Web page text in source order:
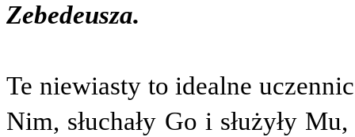
Zebedeusza.
Te niewiasty to idealne
Nim, słuchały Go i służyły